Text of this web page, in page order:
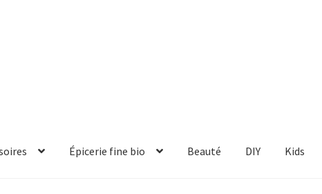
Épicerie fine bio Beauté DIY Kids